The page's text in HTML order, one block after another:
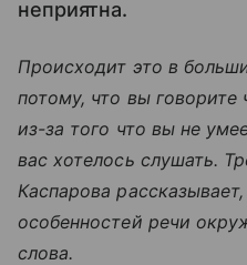
неприятна.
Происходит это в
потому, что вы говорите
из-за того что вы не
вас хотелось слушать.
Каспарова
особенностей речи
слова.